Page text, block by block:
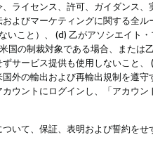
ライセンス、許可、ガイダンス、
よびマーケティングに関する全ル
こと）、 (d) 乙がアソシエイト
国の制裁対象である場合、または
サービス提供も使用しないこと、
外の輸出および再輸出規制を遵守
ウントにログインし、「アカウン
いて、保証、表明および誓約をせ